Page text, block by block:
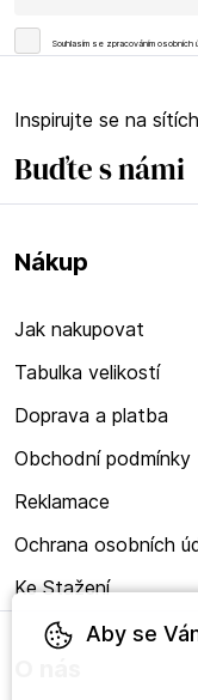
Souhlasím se zpracováním osobních
Inspirujte se na sítích
Buďte s námi
Nákup
Jak nakupovat
Tabulka velikostí
Doprava a platba
Obchodní podmínky
Reklamace
Ochrana osobních
Ke Stažení
Aby se